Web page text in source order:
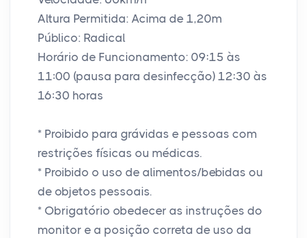
Altura Permitida: Acima de 1,20m
Público: Radical
Horário de Funcionamento: 09:15 às
11:00 (pausa para desinfecção) 12:30 às
16:30 horas
* Proibido para grávidas e pessoas com
restrições físicas ou médicas.
* Proibido o uso de alimentos/bebidas ou
de objetos pessoais.
* Obrigatório obedecer as instruções do
monitor e a posição correta de uso da